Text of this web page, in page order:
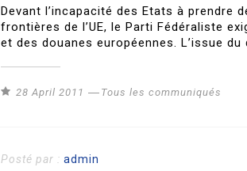
Devant l’incapacité des Etats à
frontières de l’UE, le Parti Fédéraliste
et des douanes européennes. L’issue
28 April 2011 Tous les communiqués
Posté par : admin